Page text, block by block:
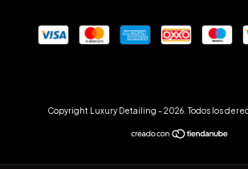
Copyright Luxury Detailing - 2026. Todos los